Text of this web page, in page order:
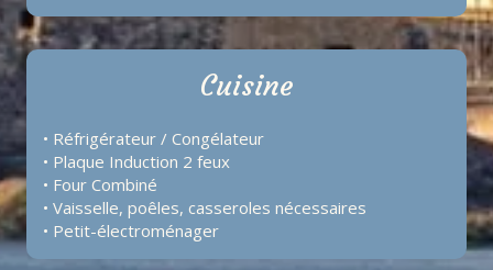
Cuisine
• Réfrigérateur / Congélateur
• Plaque Induction 2 feux
• Four Combiné
• Vaisselle, poêles, casseroles nécessaires
• Petit-électroménager